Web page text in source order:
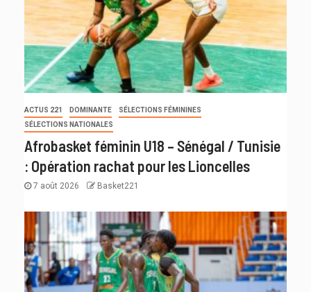
ACTUS 221 DOMINANTE
SÉLECTIONS FÉMININES
SÉLECTIONS NATIONALES
Afrobasket féminin U18 – Sénégal / Tunisie
: Opération rachat pour les Lioncelles
7 août 2026 Basket221